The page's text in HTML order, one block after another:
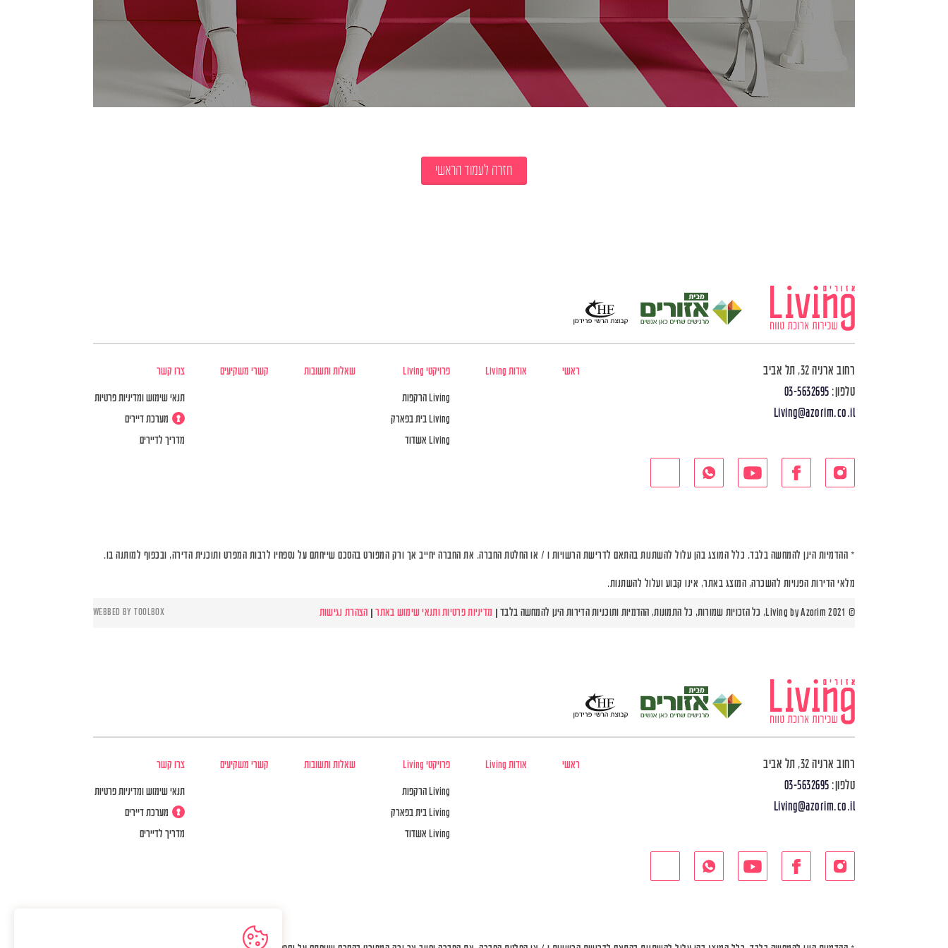
חזרה לעמוד הראשי
רחוב ארניה 32, תל אביב
טלפון: 03-5632695
Living@azorim.co.il
ראשי אודות Living פרויקטי Living
Living הרקפות
Living בית בפארק
Living אשדוד
שאלות ותשובות קשרי משקיעים צרו קשר
תנאי שימוש ומדיניות פרטיות
מערכת דיירים
מדריך לדיירים
* ההדמיות הינן להמחשה בלבד. כלל המוצג בהן עלול להשתנות בהתאם לדרישת הרשויות ו / או החלטת החברה. את החברה יחייב אך ורק המפורט בהסכם שייחתם על נספחיו לרבות המפרט ותוכנית הדירה, ובכפוף למותנה בו.
מלאי הדירות הפנויות להשכרה, המוצג באתר, אינו קבוע ועלול להשתנות.
© Living by Azorim 2021, כל הזכויות שמורות, כל התמונות, ההדמיות ותוכניות הדירות הינן להמחשה בלבד | מדיניות פרטיות ותנאי שימוש באתר| הצהרת נגישות WEBBED BY TOOLBOX
רחוב ארניה 32, תל אביב
טלפון: 03-5632695
Living@azorim.co.il
ראשי אודות Living פרויקטי Living
Living הרקפות
Living בית בפארק
Living אשדוד
שאלות ותשובות קשרי משקיעים צרו קשר
תנאי שימוש ומדיניות פרטיות
מערכת דיירים
מדריך לדיירים